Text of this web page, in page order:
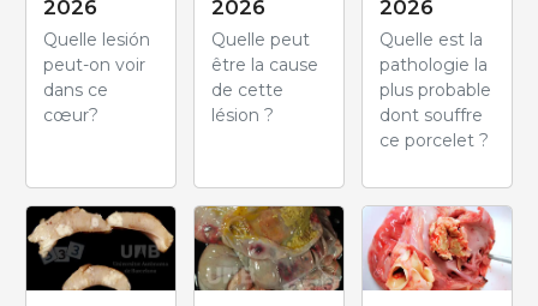
2026
Quelle lesión
peut-on voir
dans ce
cœur?
2026
Quelle peut
être la cause
de cette
lésion ?
2026
Quelle est la
pathologie la
plus probable
dont souffre
ce porcelet ?